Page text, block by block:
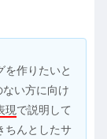
を作りたいと
い方に向け
現で説明して
ちんとしたサ